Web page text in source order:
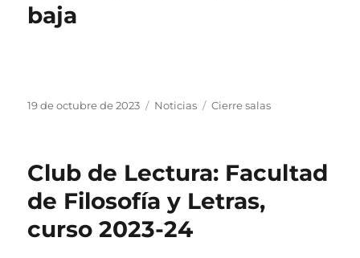
baja
Publicado
19 de octubre de 2023 Categorías
Noticias Etiquetas
Cierre salas
Club de Lectura: Facultad
de Filosofía y Letras,
curso 2023-24